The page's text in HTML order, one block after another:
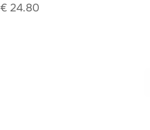
€ 24.80